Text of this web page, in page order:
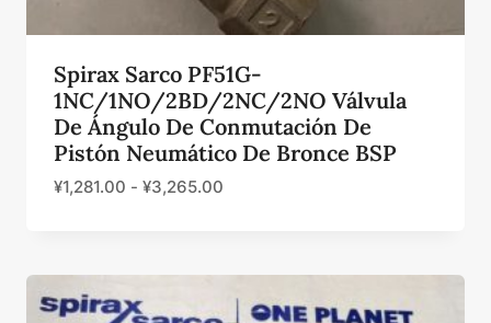
Spirax Sarco PF51G-
1NC/1NO/2BD/2NC/2NO Válvula
De Ángulo De Conmutación De
Pistón Neumático De Bronce BSP
¥1,281.00 - ¥3,265.00